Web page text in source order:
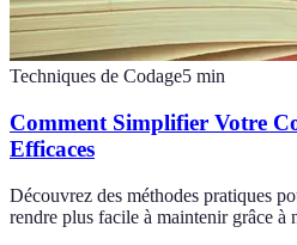
Techniques de Codage5 min
Comment Simplifier Votre
Efficaces
Découvrez des méthodes pratiques
rendre plus facile à maintenir grâce à